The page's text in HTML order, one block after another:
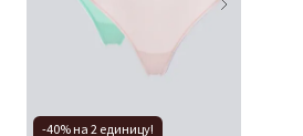
-40% на 2 единицу!